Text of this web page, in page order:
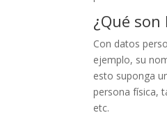
¿Qué
Con datos
ejemplo, su
esto suponga
persona física,
etc.